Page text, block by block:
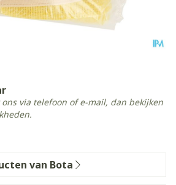
via telefoon of e-mail, dan bekijken
van Bota